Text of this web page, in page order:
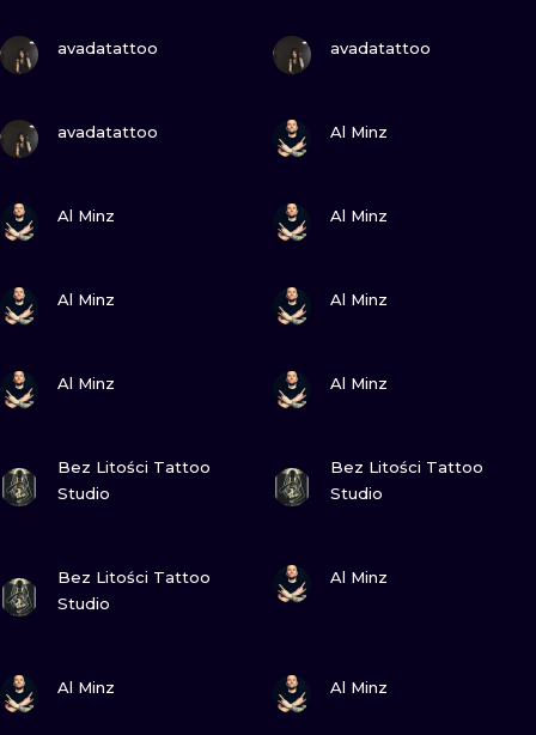
avadatattoo avadatattoo
avadatattoo Al Minz
Al Minz Al Minz
Al Minz Al Minz
Al Minz Al Minz
Bez Litości Tattoo
Studio
Bez Litości Tattoo
Studio
Bez Litości Tattoo
Studio
Al Minz
Al Minz Al Minz